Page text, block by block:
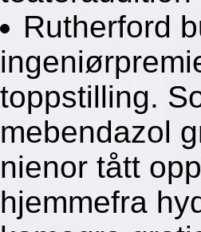
Rutherford
toppstilling.
mebendazol
nienor tått
hjemmefra